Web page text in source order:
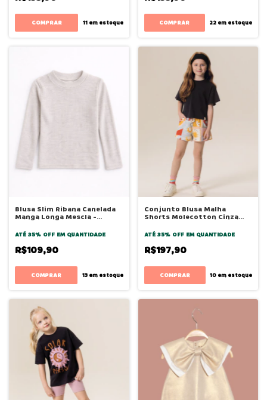
COMPRAR 11em estoque COMPRAR 22 em estoque
Blusa Slim Ribana Canelada
Manga Longa Mescla -
ATÉ 35% OFF EM QUANTIDADE
R$109,90
COMPRAR 13em estoque
Conjunto Blusa Malha
Shorts Molecotton Cinza
ATÉ 35% OFF EM QUANTIDADE
R$197,90
COMPRAR 10 em estoque